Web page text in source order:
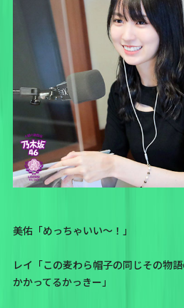
美佑「めっちゃいい〜！」
レイ「この麦わら帽子の同じその物
かかってるかっきー」